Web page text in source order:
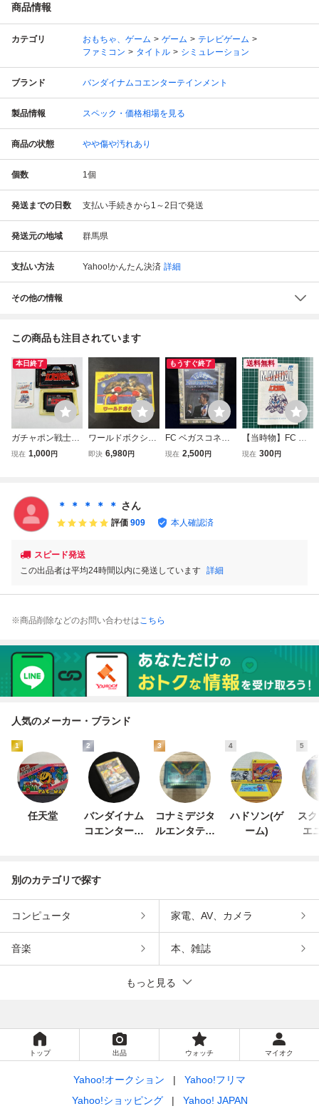
商品情報
カテゴリ おもちゃ、ゲーム ゲーム
テレビゲーム
ファミコン
タイトル シミュレーション
ブランド バンダイナムコエンターテインメント
製品情報 スペック・価格相場を見る
商品の状態 やや傷や汚れあり
個数 1個
発送までの日数 支払い手続きから1～2日で発送
発送元の地域 群馬県
支払い方法 Yahoo!かんたん決済 詳細
その他の情報
この商品も注目されています
本日終了
ガチャポン戦士2
カプセル戦記 バン
ァミコン FC レト
ロゲーム SDガン
ダムワールド
現在 1,000円
ワールドボクシン
グ 箱説明書付
レクター引退 レ
即決 6,980円
もうすぐ終了
FC ベガスコネク
ション カジノから
現在 2,500円
送料無料
【当時物】FC フ
ァミコン 取扱説明
現在 300円
＊ ＊ ＊ ＊ ＊ さん
評価 909 本人確認済
スピード発送
この出品者は平均24時間以内に発送しています 詳細
※商品削除などのお問い合わせはこちら
人気のメーカー・ブランド
1
任天堂
2
バンダイナム
コエンターテ
3
コナミデジタ
ルエンタテイ
4
ハドソン(ゲ
ーム)
5
ス
エ
別のカテゴリで探す
コンピュータ 家電、AV、カメラ
音楽 本、雑誌
もっと見る
トップ 出品 ウォッチ マイオク
Yahoo!オークション
Yahoo!フリマ
Yahoo!ショッピング
Yahoo! JAPAN